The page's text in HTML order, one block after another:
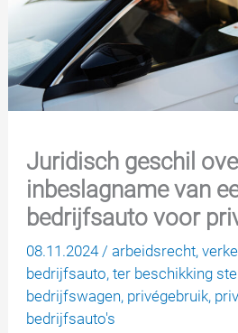
Juridisch geschil
inbeslagname van
bedrijfsauto voor
08.11.2024 /arbeidsrecht,
bedrijfsauto,ter beschikking
bedrijfswagen, privégebruik,
bedrijfsauto's